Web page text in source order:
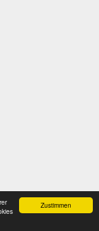
Zustimmen
Warum nachhaltige